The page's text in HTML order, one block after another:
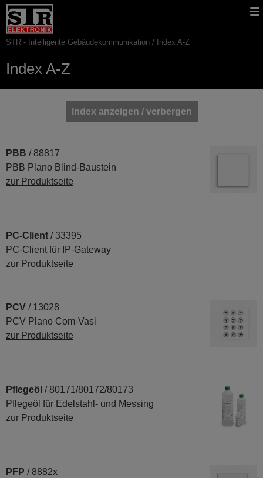
Gehe
direkt
zu:
STR
Website
Hauptnavigation
STR - Intelligente Gebäudekommunikation Index A-Z
Index A-Z
Index anzeigen / verbergen
PBB / 88817
PBB Plano Blind-Baustein
zur Produktseite
PC-Client / 33395
PC-Client für IP-Gateway
zur Produktseite
PCV / 13028
PCV Plano Com-Vasi
zur Produktseite
Pflegeöl / 80171/80172/80173
Pflegeöl für Edelstahl- und Messing
zur Produktseite
PFP / 8882x